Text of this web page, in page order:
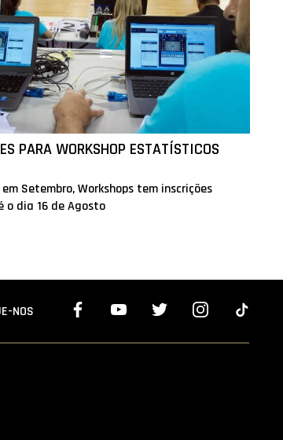
PARA WORKSHOP ESTATÍSTICOS
Setembro, Workshops tem inscrições
o dia 16 de Agosto
NOS